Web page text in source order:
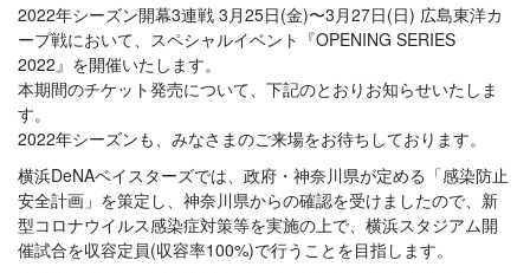
2022年シーズン開幕3連戦 3月25日(金)〜3月27日(日) 広島東洋カ
ープ戦において、スペシャルイベント『OPENING SERIES
2022』を開催いたします。
本期間のチケット発売について、下記のとおりお知らせいたしま
す。
2022年シーズンも、みなさまのご来場をお待ちしております。
横浜DeNAベイスターズでは、政府・神奈川県が定める「感染防止
安全計画」を策定し、神奈川県からの確認を受けましたので、新
型コロナウイルス感染症対策等を実施の上で、横浜スタジアム開
催試合を収容定員(収容率100%)で行うことを目指します。